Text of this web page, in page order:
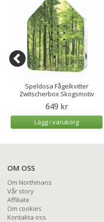
Speldosa Fågelkvitter
Zwitscherbox Skogsmotiv
649 kr
Lägg i varukorg
OM OSS
Om Northmans
Vår story
Affiliate
Om cookies
Kontakta oss